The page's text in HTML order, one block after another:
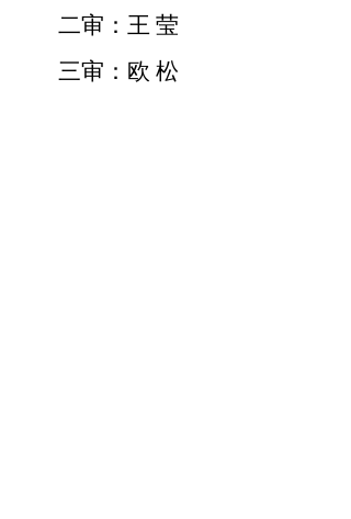
二审：王 莹
三审：欧 松